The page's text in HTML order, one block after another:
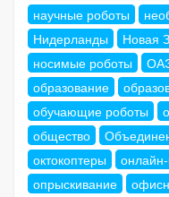
научные роботы
Нидерланды
Новая
носимые роботы
образование
обучающие роботы
общество
октокоптеры
опрыскивание